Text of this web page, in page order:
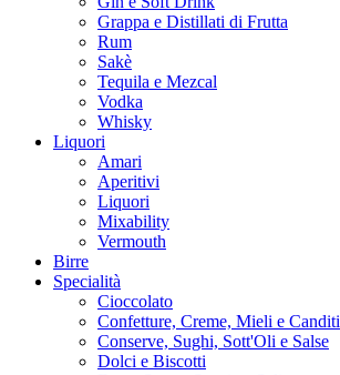
Grappa e Distillati di Frutta
Rum
Sakè
Tequila e Mezcal
Vodka
Whisky
Liquori
Amari
Aperitivi
Liquori
Mixability
Vermouth
Birre
Specialità
Cioccolato
Confetture, Creme, Mieli e Canditi
Conserve, Sughi, Sott'Oli e Salse
Dolci e Biscotti